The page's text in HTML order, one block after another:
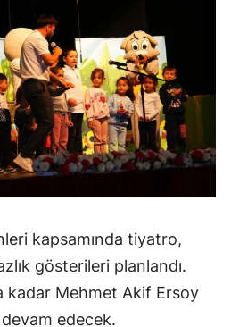
kapsamında tiyatro,
gösterileri planlandı.
kadar Mehmet Akif Ersoy
edecek.